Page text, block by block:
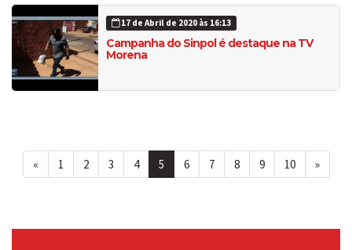
17 de Abril de 2020 às 16:13
Campanha do Sinpol é destaque na TV
Morena
« 1 2 3 4 5 6 7 8 9 10 »